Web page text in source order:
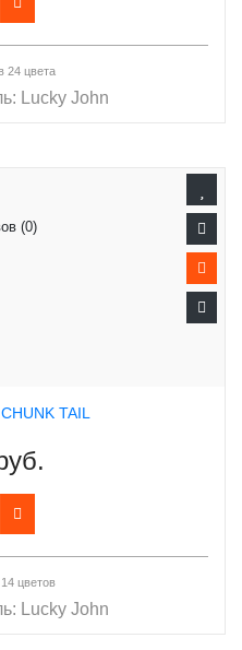
24 цвета
Lucky John
(0)
TAIL
цветов
Lucky John